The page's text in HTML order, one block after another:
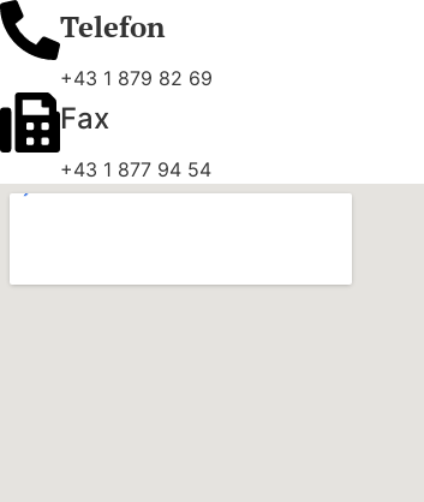
Telefon
+43 1 879 82 69
Fax
+43 1 877 94 54